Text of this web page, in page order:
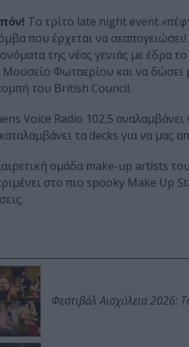
Το τρίτο late night event
που έρχεται να
της νέας γενιάς με έδρα
Φωταερίου και να
του British Council.
Voice Radio 102,5
τα decks για να μας
ομάδα make-up artists
στο πιο spooky Make Up
Φεστιβάλ Αισχύλεια 2026: